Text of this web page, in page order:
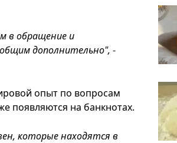
в обращение и
дополнительно", -
опыт по вопросам
появляются на банкнотах.
которые находятся в